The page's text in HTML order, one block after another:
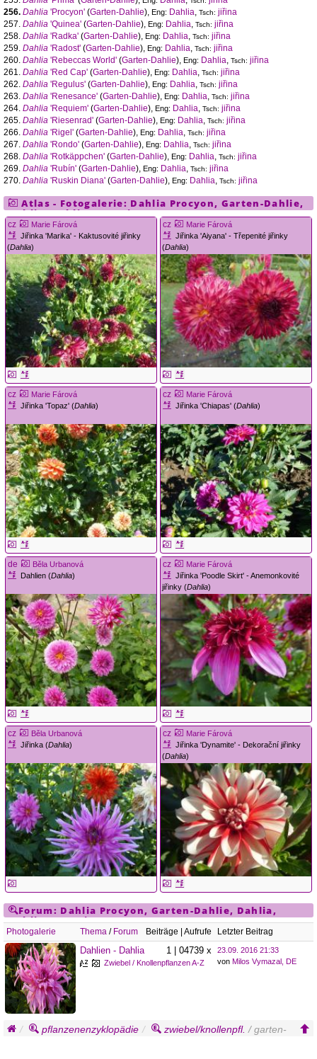
256. Dahlia 'Procyon' (Garten-Dahlie), Eng: Dahlia, Tsch: jiřina
257. Dahlia 'Quinea' (Garten-Dahlie), Eng: Dahlia, Tsch: jiřina
258. Dahlia 'Radka' (Garten-Dahlie), Eng: Dahlia, Tsch: jiřina
259. Dahlia 'Radost' (Garten-Dahlie), Eng: Dahlia, Tsch: jiřina
260. Dahlia 'Rebeccas World' (Garten-Dahlie), Eng: Dahlia, Tsch: jiřina
261. Dahlia 'Red Cap' (Garten-Dahlie), Eng: Dahlia, Tsch: jiřina
262. Dahlia 'Regulus' (Garten-Dahlie), Eng: Dahlia, Tsch: jiřina
263. Dahlia 'Renesance' (Garten-Dahlie), Eng: Dahlia, Tsch: jiřina
264. Dahlia 'Requiem' (Garten-Dahlie), Eng: Dahlia, Tsch: jiřina
265. Dahlia 'Riesenrad' (Garten-Dahlie), Eng: Dahlia, Tsch: jiřina
266. Dahlia 'Rigel' (Garten-Dahlie), Eng: Dahlia, Tsch: jiřina
267. Dahlia 'Rondo' (Garten-Dahlie), Eng: Dahlia, Tsch: jiřina
268. Dahlia 'Rotkäppchen' (Garten-Dahlie), Eng: Dahlia, Tsch: jiřina
269. Dahlia 'Rubín' (Garten-Dahlie), Eng: Dahlia, Tsch: jiřina
270. Dahlia 'Ruskin Diana' (Garten-Dahlie), Eng: Dahlia, Tsch: jiřina
Atlas - Fotogalerie: Dahlia Procyon, Garten-Dahlie,
Dahlia,Dahlie, Georgine
cz
Marie Fárová
Jiřinka 'Marika' - Kaktusovité jiřinky
(Dahlia)
cz
Marie Fárová
Jiřinka 'Aiyana' - Třepenité jiřinky
(Dahlia)
cz
Marie Fárová
Jiřinka 'Topaz' (Dahlia)
cz
Marie Fárová
Jiřinka 'Chiapas' (Dahlia)
de
Běla Urbanová
Dahlien (Dahlia)
cz
Marie Fárová
Jiřinka 'Poodle Skirt' - Anemonkovité
jiřinky (Dahlia)
cz
Běla Urbanová
Jiřinka (Dahlia)
cz
Marie Fárová
Jiřinka 'Dynamite' - Dekorační jiřinky
(Dahlia)
Forum: Dahlia Procyon, Garten-Dahlie, Dahlia,
Dahlie, Georgine
Photogalerie Thema / Forum Beiträge | Aufrufe Letzter Beitrag
1 | 04739 x
Dahlien - Dahlia
Zwiebel / Knollenpflanzen A-Z
23.09. 2016 21:33
von Milos Vymazal, DE
pflanzenenzyklopädie zwiebel/knollenpfl. / garten-